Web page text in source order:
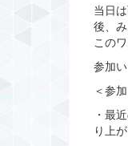
当日
後、
この
参加
＜参
・最
り上